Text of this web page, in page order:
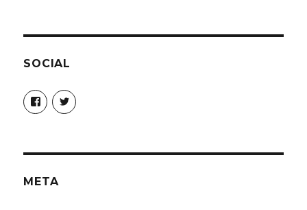
SOCIAL
Profil
von
christoph.fleischer1
anzeigen
Profil
von
anzeigen
META